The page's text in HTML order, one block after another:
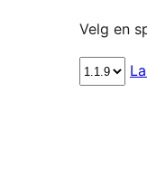
Velg en